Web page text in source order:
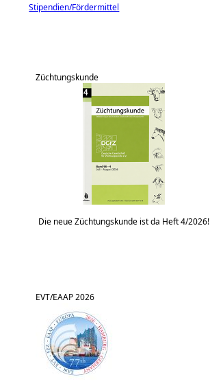
Stipendien/Fördermittel
Züchtungskunde
Die neue Züchtungskunde ist da Heft 4/2026!
EVT/EAAP 2026